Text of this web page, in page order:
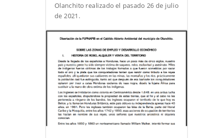
Olanchito realizado el pasado 26 de julio
de 2021.